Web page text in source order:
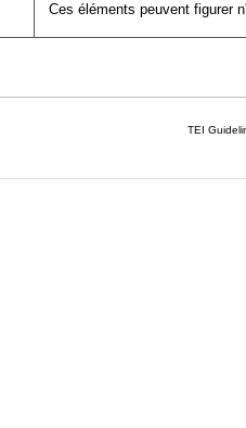
Ces éléments peuvent figurer
TEI